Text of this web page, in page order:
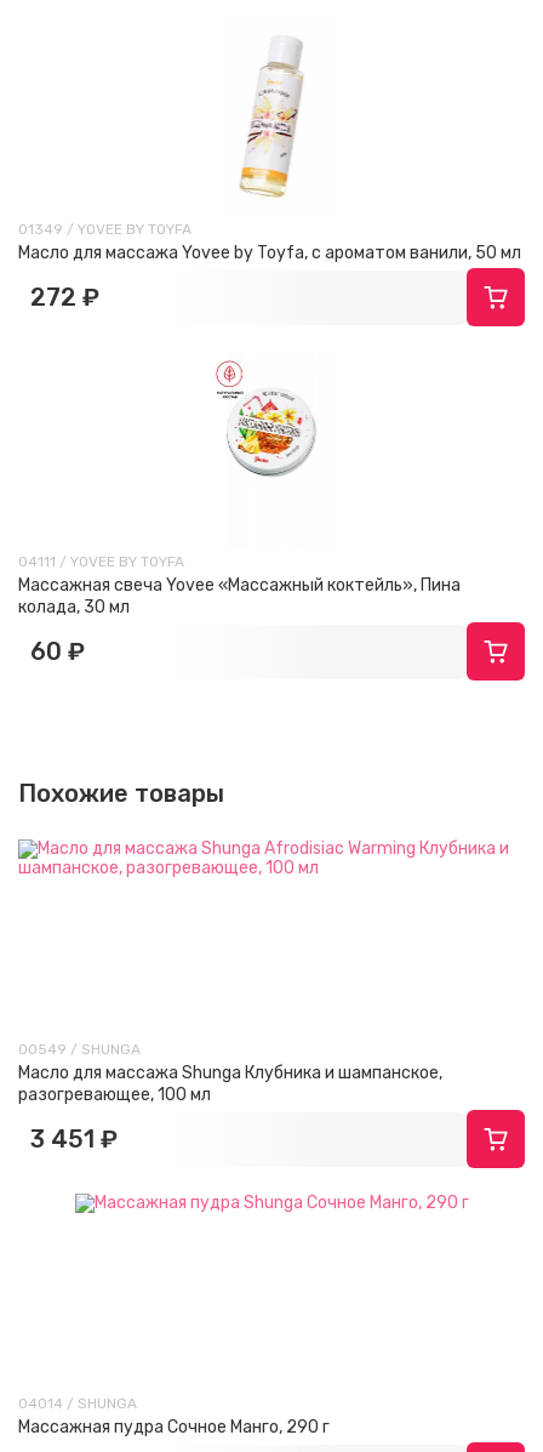
01349 / YOVEE BY TOYFA
Масло для массажа Yovee by Toyfa, с ароматом ванили, 50 мл
272 ₽
04111 / YOVEE BY TOYFA
Массажная свеча Yovee «Массажный коктейль», Пина
колада, 30 мл
60 ₽
Похожие товары
00549 / SHUNGA
Масло для массажа Shunga Клубника и шампанское,
разогревающее, 100 мл
3 451 ₽
04014 / SHUNGA
Массажная пудра Сочное Манго, 290 г